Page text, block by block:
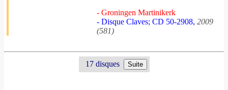
- Groningen Martinikerk
- Disque Claves; CD 50-2908, 2009
(581)
17 disques